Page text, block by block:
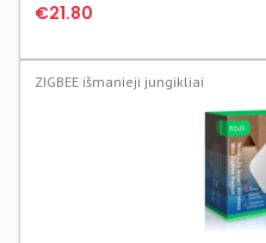
€21.80
ZIGBEE išmanieji jungikliai